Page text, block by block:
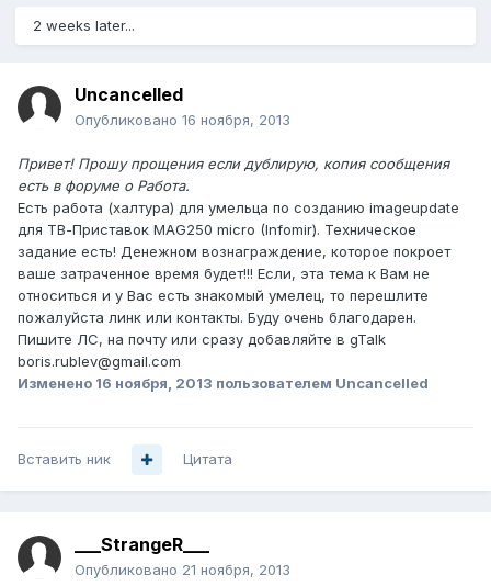
2 weeks later...
Uncancelled
Опубликовано 16 ноября, 2013
Привет! Прошу прощения если дублирую, копия сообщения
есть в форуме о Работа.
Есть работа (халтура) для умельца по созданию imageupdate
для ТВ-Приставок MAG250 micro (Infomir). Техническое
задание есть! Денежном вознаграждение, которое покроет
ваше затраченное время будет!!! Если, эта тема к Вам не
относиться и у Вас есть знакомый умелец, то перешлите
пожалуйста линк или контакты. Буду очень благодарен.
Пишите ЛС, на почту или сразу добавляйте в gTalk
boris.rublev@gmail.com
Изменено 16 ноября, 2013 пользователем Uncancelled
Вставить ник Цитата
___StrangeR___
Опубликовано 21 ноября, 2013